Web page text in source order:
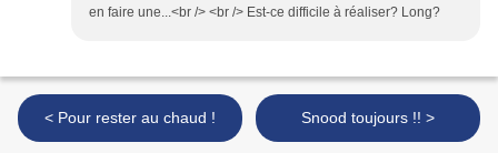
en faire une...<br /> <br /> Est-ce difficile à réaliser? Long?
< Pour rester au chaud ! Snood toujours !! >